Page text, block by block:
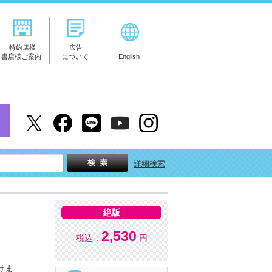
特約店様
書店様ご案内
広告
について
English
詳細検索
ま
絶版
税込： 2,530 円